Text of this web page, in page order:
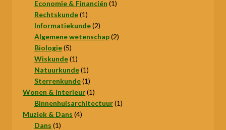
Economie & Financiën 11
Rechtskunde 11
product
Informatiekunde 22
producten
Algemene wetenschap 22
Biologie 55
producten
Wiskunde 11
product
Natuurkunde 11
product
Sterrenkunde 11
product
Wonen & Interieur 11
product
Binnenhuisarchitectuur 11
Muziek & Dans 44
Dans 11